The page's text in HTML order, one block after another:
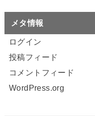
メタ情報
ログイン
投稿フィード
コメントフィード
WordPress.org